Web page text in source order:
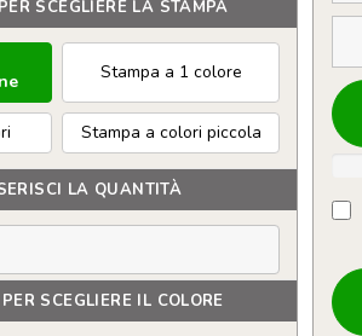
SCEGLIERE LA STAMPA
Stampa a 1 colore
Stampa a colori piccola
LA QUANTITÀ
SCEGLIERE IL COLORE